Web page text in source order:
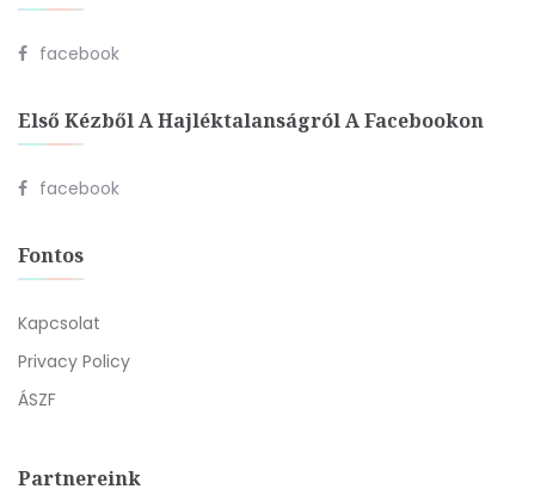
facebook
Első Kézből A Hajléktalanságról A Facebookon
facebook
Fontos
Kapcsolat
Privacy Policy
ÁSZF
Partnereink